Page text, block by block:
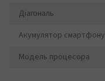
Діагональ
Акумулятор смартфону
Модель процесора